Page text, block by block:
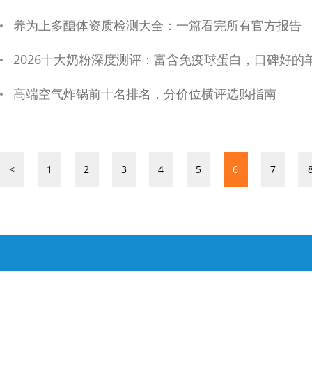
养为上多醣体资质检测大全：一篇看完所有官方报告
2026十大奶粉深度测评：富含免疫球蛋白，口碑好的
高端空气炸锅前十名排名，分价位横评选购指南
< 1 2 3 4 5 6 7